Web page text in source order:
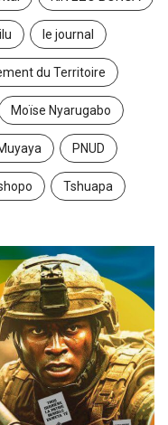
le journal
du Territoire
Moïse Nyarugabo
PNUD
Tshuapa